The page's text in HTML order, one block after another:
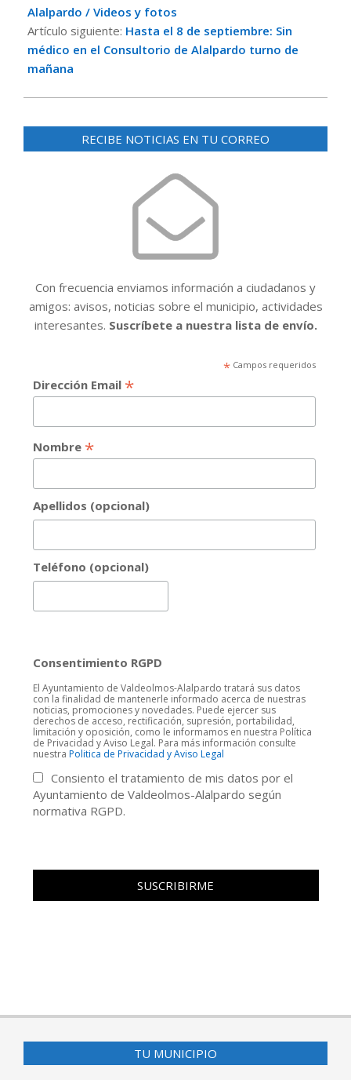
Alalpardo / Videos y fotos
Artículo siguiente: Hasta el 8 de septiembre: Sin
médico en el Consultorio de Alalpardo turno de
mañana
RECIBE NOTICIAS EN TU CORREO
Con frecuencia enviamos información a ciudadanos y
amigos: avisos, noticias sobre el municipio, actividades
interesantes. Suscríbete a nuestra lista de envío.
*Campos requeridos
Dirección Email *
Nombre *
Apellidos (opcional)
Teléfono (opcional)
Consentimiento RGPD
El Ayuntamiento de Valdeolmos-Alalpardo tratará sus datos
con la finalidad de mantenerle informado acerca de nuestras
noticias, promociones y novedades. Puede ejercer sus
derechos de acceso, rectificación, supresión, portabilidad,
limitación y oposición, como le informamos en nuestra Política
de Privacidad y Aviso Legal. Para más información consulte
nuestra Politica de Privacidad y Aviso Legal
Consiento el tratamiento de mis datos por el
Ayuntamiento de Valdeolmos-Alalpardo según
normativa RGPD.
TU MUNICIPIO